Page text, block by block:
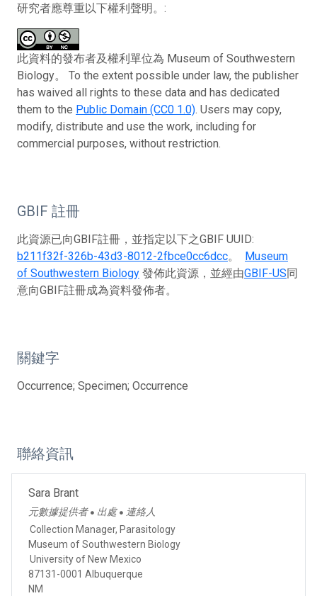
研究者應尊重以下權利聲明。:
此資料的發布者及權利單位為 Museum of Southwestern
Biology。 To the extent possible under law, the publisher
has waived all rights to these data and has dedicated
them to the Public Domain (CC0 1.0). Users may copy,
modify, distribute and use the work, including for
commercial purposes, without restriction.
GBIF 註冊
此資源已向GBIF註冊，並指定以下之GBIF UUID:
b211f32f-326b-43d3-8012-2fbce0cc6dcc。 Museum
of Southwestern Biology 發佈此資源，並經由GBIF-US同
意向GBIF註冊成為資料發佈者。
關鍵字
Occurrence; Specimen; Occurrence
聯絡資訊
Sara Brant
元數據提供者 ● 出處 ● 連絡人
Collection Manager, Parasitology
Museum of Southwestern Biology
University of New Mexico
87131-0001 Albuquerque
NM